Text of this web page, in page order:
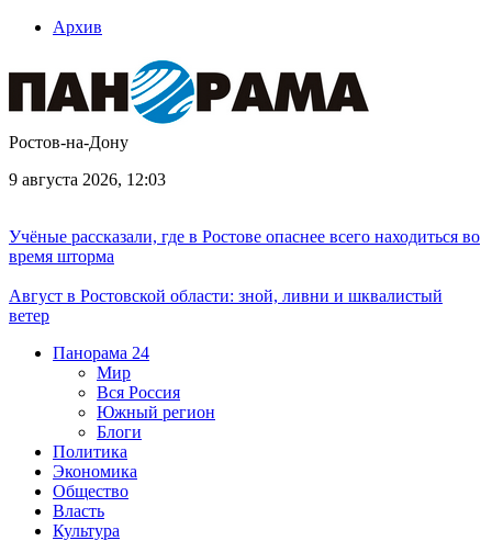
Архив
Ростов-на-Дону
9 августа 2026, 12:03
Учёные рассказали, где в Ростове опаснее всего находиться во
время шторма
Август в Ростовской области: зной, ливни и шквалистый
ветер
Панорама 24
Мир
Вся Россия
Южный регион
Блоги
Политика
Экономика
Общество
Власть
Культура